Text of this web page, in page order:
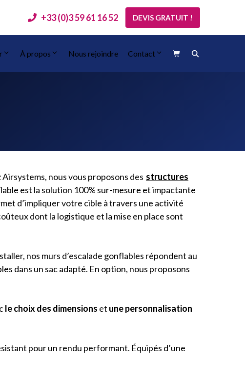
+33 (0)3 59 61 16 52 DEVIS GRATUIT !
À propos Nous rejoindre Contact
Airsystems, nous vous proposons des structures
est la solution 100% sur-mesure et impactante
d’impliquer votre cible à travers une activité
dont la logistique et la mise en place sont
nos murs d’escalade gonflables répondent au
dans un sac adapté. En option, nous proposons
le choix des dimensions et une personnalisation
pour un rendu performant. Équipés d’une